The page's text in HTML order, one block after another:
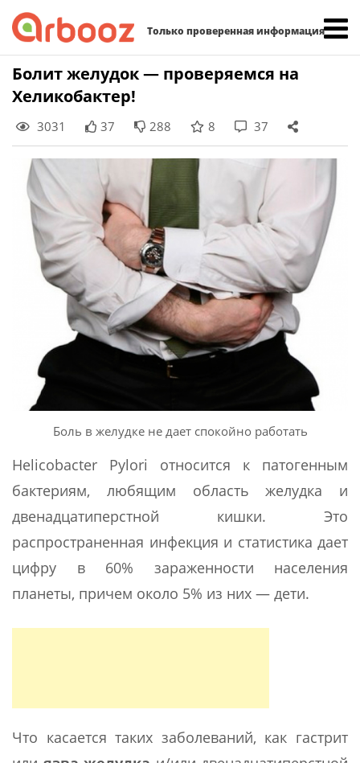
Только проверенная информация
Skip
Болит желудок — проверяемся на
Хеликобактер!
3031 37 288 8 37
Боль в желудке не дает спокойно работать
Helicobacter Pylori относится к патогенным
бактериям, любящим область желудка и
двенадцатиперстной кишки. Это
распространенная инфекция и статистика дает
цифру в 60% зараженности населения
планеты, причем около 5% из них — дети.
Что касается таких заболеваний, как гастрит
Найти: